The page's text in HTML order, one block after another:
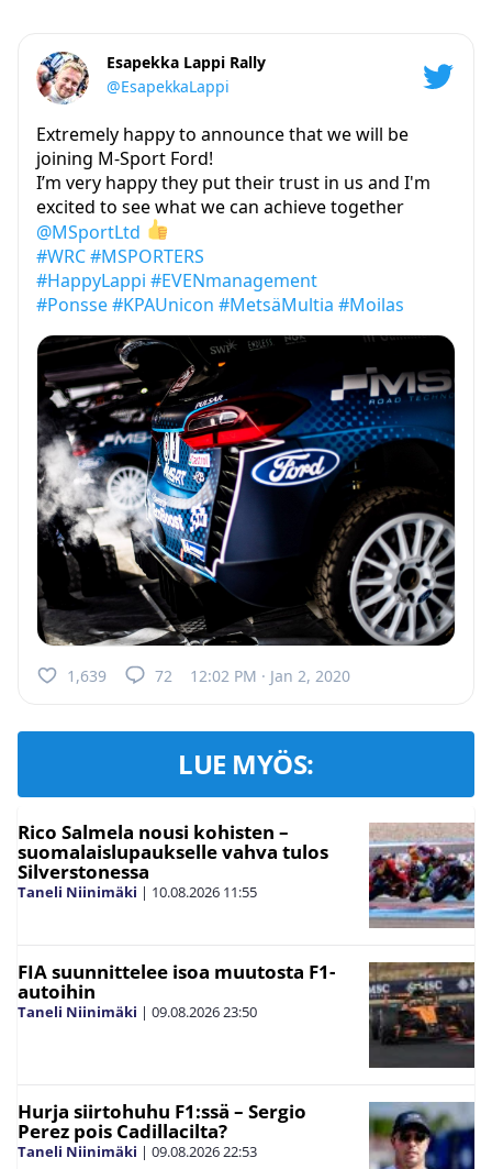
Esapekka Lappi Rally
@EsapekkaLappi
Extremely happy to announce that we will be
joining M-Sport Ford!
I’m very happy they put their trust in us and I'm
excited to see what we can achieve together
@MSportLtd
#WRC#MSPORTERS
#HappyLappi #EVENmanagement
#Ponsse#KPAUnicon #MetsäMultia #Moilas
1,639 72 12:02 PM · Jan 2, 2020
LUE MYÖS:
Rico Salmela nousi kohisten –
suomalaislupaukselle vahva tulos
Silverstonessa
Taneli Niinimäki | 10.08.2026 11:55
FIA suunnittelee isoa muutosta F1-
autoihin
Taneli Niinimäki | 09.08.202623:50
Hurja siirtohuhu F1:ssä – Sergio
Perez pois Cadillacilta?
Taneli Niinimäki | 09.08.202622:53